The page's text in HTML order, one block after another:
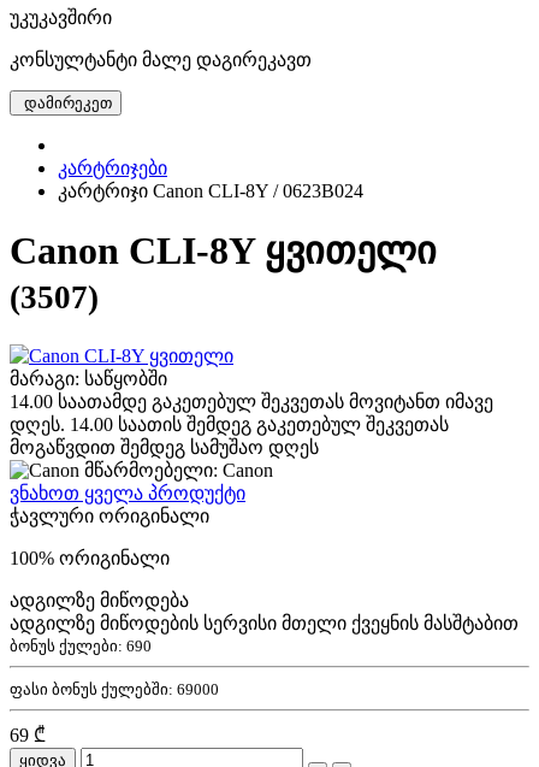
უკუკავშირი
კონსულტანტი მალე დაგირეკავთ
დამირეკეთ
კარტრიჯები
კარტრიჯი Canon CLI-8Y / 0623B024
Canon CLI-8Y ყვითელი
(3507)
მარაგი: საწყობში
14.00 საათამდე გაკეთებულ შეკვეთას მოვიტანთ იმავე
დღეს. 14.00 საათის შემდეგ გაკეთებულ შეკვეთას
მოგაწვდით შემდეგ სამუშაო დღეს
მწარმოებელი: Canon
ვნახოთ ყველა პროდუქტი
ჭავლური ორიგინალი
100% ორიგინალი
ადგილზე მიწოდება
ადგილზე მიწოდების სერვისი მთელი ქვეყნის მასშტაბით
ბონუს ქულები: 690
ფასი ბონუს ქულებში: 69000
69 ₾
ყიდვა